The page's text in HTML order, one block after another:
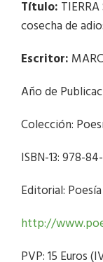
Título:
cosecha de
Escritor:
Año de
Colección:
ISBN-13: 978-
Editorial:
http://
PVP: 15 Euros